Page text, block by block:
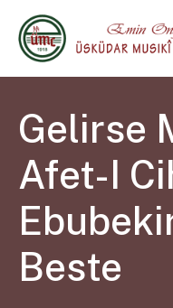
Gelirse
Afet-I
Beste